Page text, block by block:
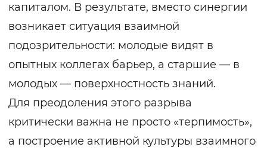
капиталом. В результате, вместо синергии
возникает ситуация взаимной
подозрительности: молодые видят в
опытных коллегах барьер, а старшие — в
молодых — поверхностность знаний.
Для преодоления этого разрыва
критически важна не просто «терпимость»,
а построение активной культуры взаимного